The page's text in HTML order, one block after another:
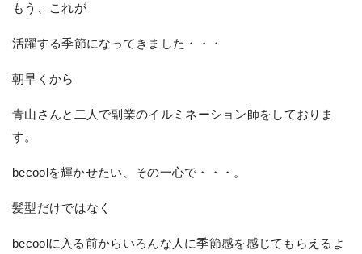
もう、これが
活躍する季節になってきました・・・
朝早くから
青山さんと二人で副業のイルミネーション師をしておりま
す。
becoolを輝かせたい、その一心で・・・。
髪型だけではなく
becoolに入る前からいろんな人に季節感を感じてもらえるよ